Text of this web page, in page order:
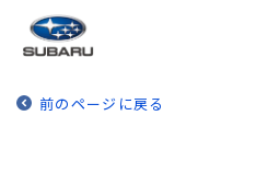
前のページに戻る